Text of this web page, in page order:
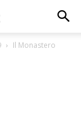
Il Monastero